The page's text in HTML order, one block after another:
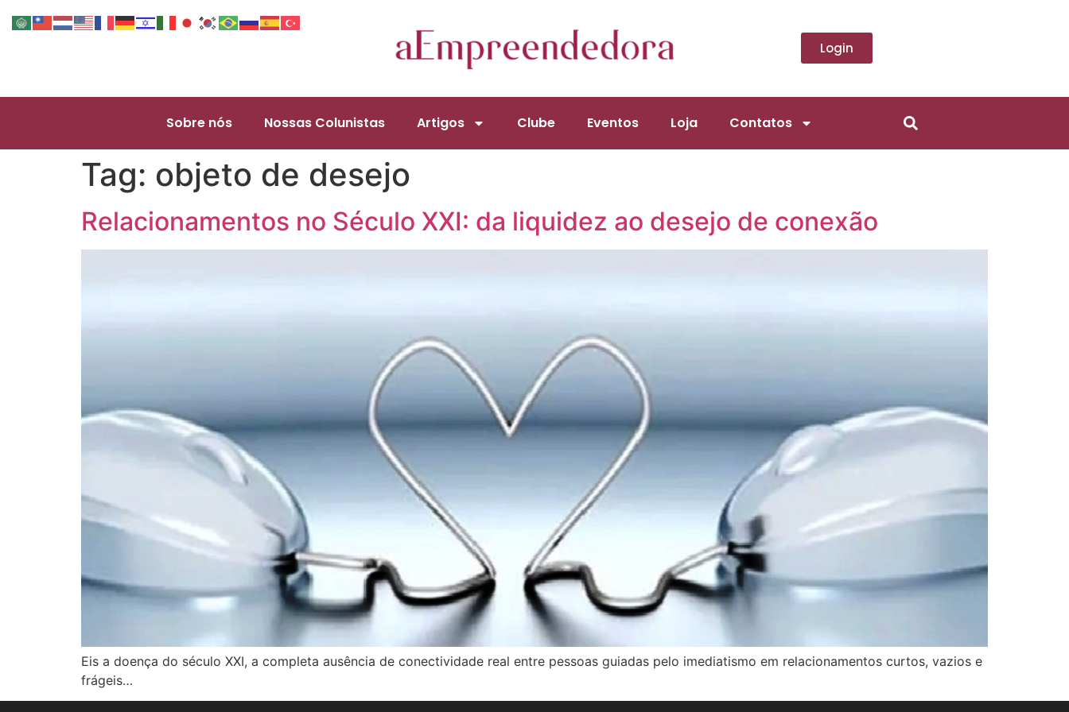
Login
Sobre nós Nossas Colunistas Artigos Clube Eventos Loja Contatos
Tag: objeto de desejo
Relacionamentos no Século XXI: da liquidez ao desejo de conexão
Eis a doença do século XXI, a completa ausência de conectividade real entre pessoas guiadas pelo imediatismo em relacionamentos curtos, vazios e
frágeis…